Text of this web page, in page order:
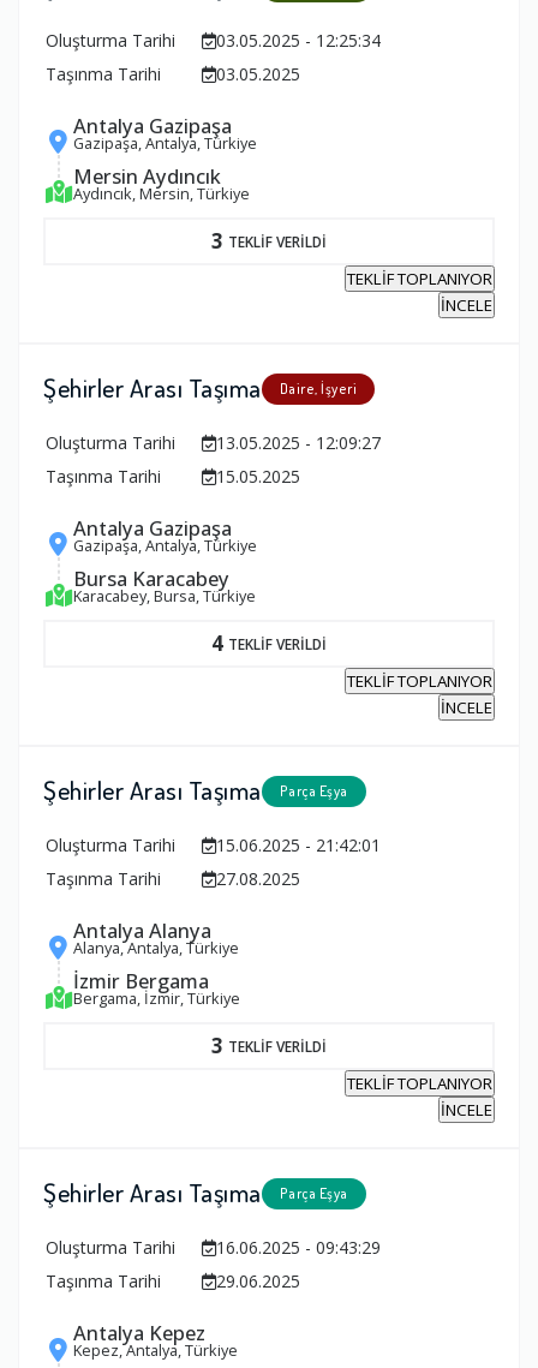
Oluşturma Tarihi
03.05.2025 - 12:25:34
Taşınma Tarihi
03.05.2025
Antalya Gazipaşa
Gazipaşa, Antalya, Türkiye
Mersin Aydıncık
Aydıncık, Mersin, Türkiye
3 TEKLİF VERİLDİ
TEKLİF TOPLANIYOR
İNCELE
Şehirler Arası Taşıma Daire, İşyeri
Oluşturma Tarihi
13.05.2025 - 12:09:27
Taşınma Tarihi
15.05.2025
Antalya Gazipaşa
Gazipaşa, Antalya, Türkiye
Bursa Karacabey
Karacabey, Bursa, Türkiye
4 TEKLİF VERİLDİ
TEKLİF TOPLANIYOR
İNCELE
Şehirler Arası Taşıma Parça Eşya
Oluşturma Tarihi
15.06.2025 - 21:42:01
Taşınma Tarihi
27.08.2025
Antalya Alanya
Alanya, Antalya, Türkiye
İzmir Bergama
Bergama, İzmir, Türkiye
3 TEKLİF VERİLDİ
TEKLİF TOPLANIYOR
İNCELE
Şehirler Arası Taşıma Parça Eşya
Oluşturma Tarihi
16.06.2025 - 09:43:29
Taşınma Tarihi
29.06.2025
Antalya Kepez
Kepez, Antalya, Türkiye